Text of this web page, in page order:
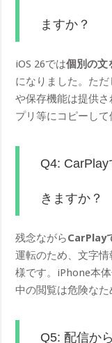
ますか？
iOS 26では個別の文
になりました。た
や保存機能は提供
プリ等にコピーして
Q4:
きますか？
残念ながらCarPlay
運転のため、文字
様です。iPhone本
中の閲覧は危険なた
Q5: 配信か